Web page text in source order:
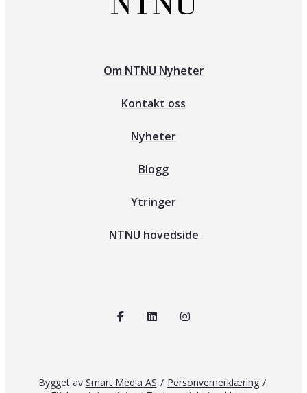
Om NTNU Nyheter
Kontakt oss
Nyheter
Blogg
Ytringer
NTNU hovedside
Bygget av Smart Media AS / Personvernerklæring /